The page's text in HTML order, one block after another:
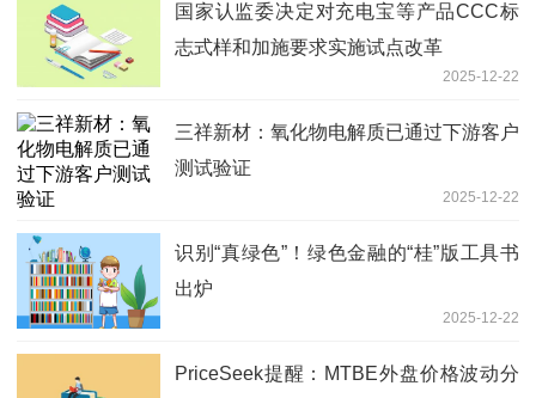
国家认监委决定对充电宝等产品CCC标
志式样和加施要求实施试点改革
2025-12-22
三祥新材：氧化物电解质已通过下游客户
测试验证
2025-12-22
识别“真绿色”！绿色金融的“桂”版工具书
出炉
2025-12-22
PriceSeek提醒：MTBE外盘价格波动分